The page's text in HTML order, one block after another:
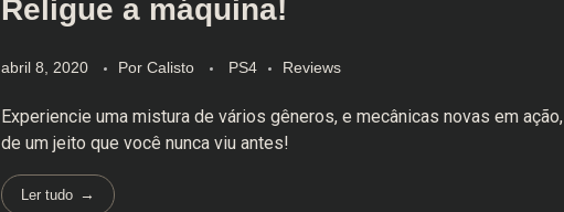
Religue a máquina!
abril 8, 2020 Por Calisto PS4 Reviews
Experiencie uma mistura de vários gêneros, e mecânicas novas em ação,
de um jeito que você nunca viu antes!
Ler tudo